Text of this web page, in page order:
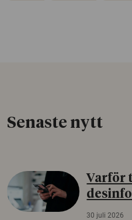
Senaste nytt
Varför
30 juli 2026